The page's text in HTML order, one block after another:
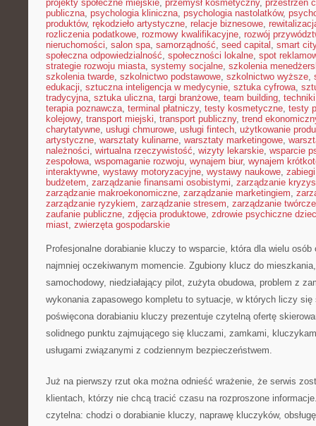
projekty społeczne miejskie, przemysł kosmetyczny, przestrzeń
publiczna, psychologia kliniczna, psychologia nastolatków,
produktów, rękodzieło artystyczne, relacje biznesowe,
rozliczenia podatkowe, rozmowy kwalifikacyjne, rozwój
nieruchomości, salon spa, samorządność, seed capital , smart city
społeczna odpowiedzialność, społeczności lokalne, spot
strategie rozwoju miasta, systemy socjalne, szkolenia
szkolenia twarde, szkolnictwo podstawowe, szkolnictwo wyższe,
edukacji, sztuczna inteligencja w medycynie, sztuka cyfrowa,
tradycyjna, sztuka uliczna, targi branżowe, team building,
terapia poznawcza, terminal płatniczy, testy kosmetyczne, testy
kolejowy, transport miejski, transport publiczny, trend
charytatywne, usługi chmurowe, usługi fintech, użytkowanie
artystyczne, warsztaty kulinarne, warsztaty marketingowe,
należności, wirtualna rzeczywistość, wizyty lekarskie, wsparcie
zespołowa, wspomaganie rozwoju, wynajem biur, wynajem
interaktywne, wystawy motoryzacyjne, wystawy naukowe,
budżetem, zarządzanie finansami osobistymi, zarządzanie
zarządzanie makroekonomiczne, zarządzanie marketingiem,
zarządzanie ryzykiem, zarządzanie stresem, zarządzanie twórcze
zaufanie publiczne, zdjęcia produktowe, zdrowie psychiczne
miast, zwierzęta gospodarskie
Profesjonalne dorabianie kluczy to wsparcie, która dla wielu
najmniej oczekiwanym momencie. Zgubiony klucz do
samochodowy, niedziałający pilot, zużyta obudowa, problem z
wykonania zapasowego kompletu to sytuacje, w których liczy
poświęcona dorabianiu kluczy prezentuje czytelną ofertę
solidnego punktu zajmującego się kluczami, zamkami,
usługami związanymi z codziennym bezpieczeństwem.
Już na pierwszy rzut oka można odnieść wrażenie, że serwis
klientach, którzy nie chcą tracić czasu na rozproszone
czytelna: chodzi o dorabianie kluczy, naprawę kluczyków,